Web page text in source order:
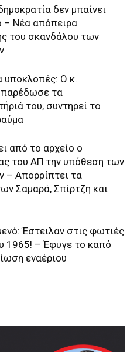
δεν μπαίνει
– Νέα απόπειρα
του σκανδάλου των
υποκλοπές: Ο κ.
τα
του, συντηρεί το
από το αρχείο ο
του ΑΠ την υπόθεση των
– Απορρίπτει τα
Σαμαρά, Σπίρτζη και
Έστειλαν στις φωτιές
1965! – Έφυγε το καπό
εναέριου